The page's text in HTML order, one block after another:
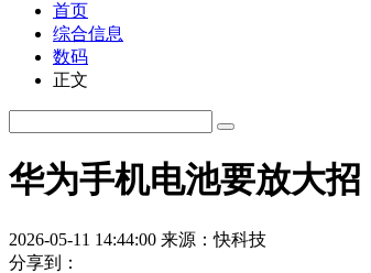
首页
综合信息
数码
正文
华为手机电池要放大
2026-05-11 14:44:00 来源：快科技
分享到：